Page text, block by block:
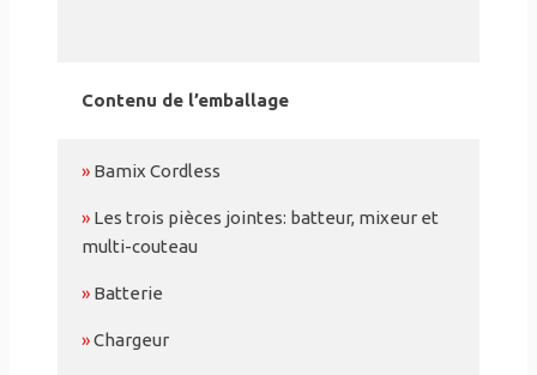
Contenu de l’emballage
» Bamix Cordless
» Les trois pièces jointes: batteur, mixeur et
multi-couteau
» Batterie
»Chargeur